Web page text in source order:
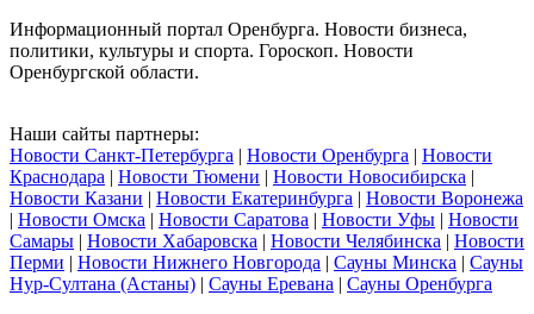
Информационный портал Оренбурга. Новости бизнеса,
политики, культуры и спорта. Гороскоп. Новости
Оренбургской области.
Наши сайты партнеры:
Новости Санкт-Петербурга | Новости Оренбурга | Новости
Краснодара | Новости Тюмени | Новости Новосибирска |
Новости Казани | Новости Екатеринбурга | Новости Воронежа
| Новости Омска | Новости Саратова | Новости Уфы | Новости
Самары | Новости Хабаровска | Новости Челябинска | Новости
Перми | Новости Нижнего Новгорода | Сауны Минска | Сауны
Нур-Султана (Астаны) | Сауны Еревана | Сауны Оренбурга